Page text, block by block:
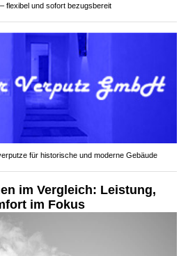
flexibel und sofort bezugsbereit
für historische und moderne Gebäude
im Vergleich: Leistung,
im Fokus